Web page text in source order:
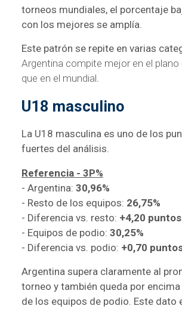
torneos mundiales, el porcentaje
con los mejores se amplía.
Este patrón se repite en varias
Argentina compite mejor en el
que en el mundial.
U18 masculino
La U18 masculina es uno de los
fuertes del análisis.
Referencia - 3P%
- Argentina: 30,96%
- Resto de los equipos: 26,75%
- Diferencia vs. resto: +4,20 puntos
- Equipos de podio: 30,25%
- Diferencia vs. podio: +0,70
Argentina supera claramente al
torneo y también queda por
de los equipos de podio. Este dato